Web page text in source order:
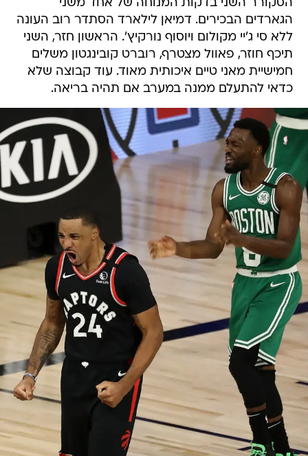
הסקורר השני בדקות המנוחה של אחד משני
הגארדים הבכירים. דמיאן לילארד הסתדר רוב העונה
ללא סי ג'יי מקולום ויוסוף נורקיץ'. הראשון חזר, השני
תיכף חוזר, פאוול מצטרף, רוברט קובינגטון משלים
חמישיית מאני טיים איכותית מאוד. עוד קבוצה שלא
כדאי להתעלם ממנה במערב אם תהיה בריאה.